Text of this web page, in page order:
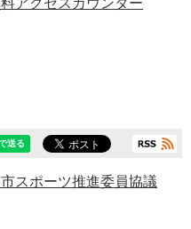
市スポーツ推進委員協議